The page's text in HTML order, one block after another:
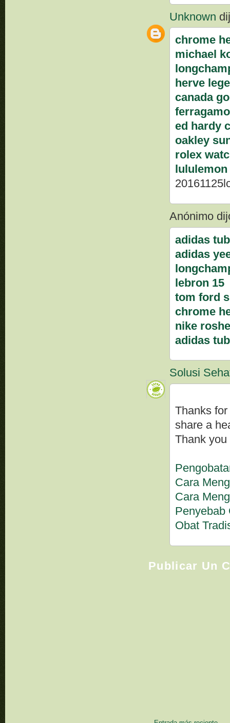
Unknown
chrome
michael
herve
canada
ed hardy
oakley
rolex
Anónimo
adidas
adidas
lebron 15
tom ford
chrome
nike
adidas
Solusi
Thanks
share a
Thank you
Cara
Cara
Penyebab
Obat
Publicar Un